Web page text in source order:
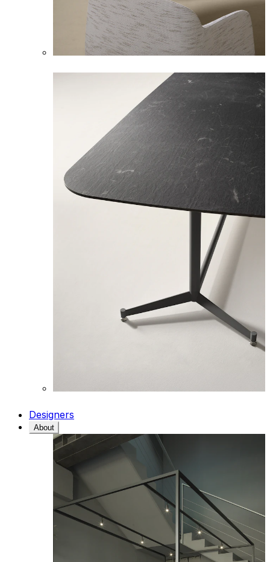
Designers
About